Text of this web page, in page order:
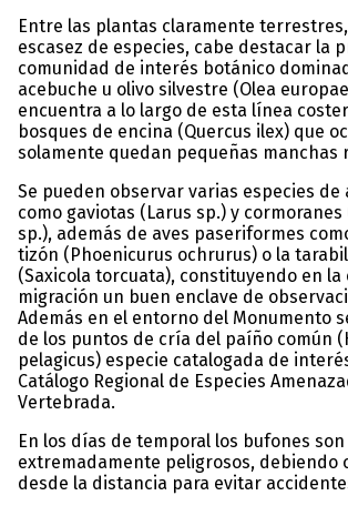
Entre las plantas claramente
escasez de especies, cabe destacar la
comunidad de interés botánico
acebuche u olivo silvestre (Olea
encuentra a lo largo de esta línea
bosques de encina (Quercus ilex) que
solamente quedan pequeñas manchas
Se pueden observar varias especies de
como gaviotas (Larus sp.) y
sp.), además de aves paseriformes
tizón (Phoenicurus ochrurus) o la
(Saxicola torcuata), constituyendo en la
migración un buen enclave de
Además en el entorno del Monumento
de los puntos de cría del paíño común
pelagicus) especie catalogada de
Catálogo Regional de Especies
Vertebrada.
En los días de temporal los bufones son
extremadamente peligrosos, debiendo
desde la distancia para evitar